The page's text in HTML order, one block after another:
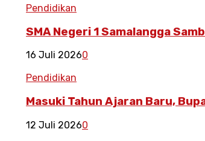
Pendidikan
SMA Negeri 1 Samalangga
16 Juli 20260
Pendidikan
Masuki Tahun Ajaran Baru,
12 Juli 20260